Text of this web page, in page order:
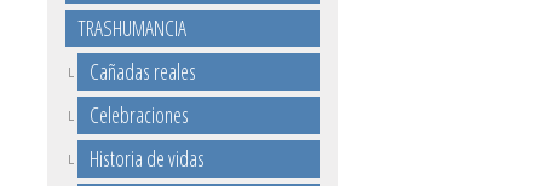
TRASHUMANCIA
Cañadas reales
Celebraciones
Historia de vidas